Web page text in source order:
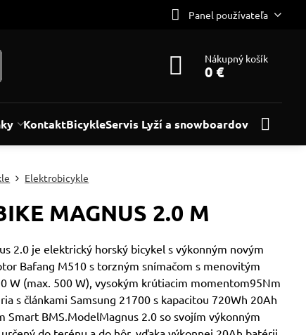
Panel používateľa
Nákupný košík
0 €
KontaktBicykleServis Lyží a snowboardov
Elektrobicykle
MAGNUS 2.0 M
2.0 je elektrický horský bicykel s výkonným novým
Bafang M510 s torzným snímačom s menovitým
W (max. 500 W), vysokým krútiacim momentom95Nm
s článkami Samsung 21700 s kapacitou 720Wh 20Ah
Smart BMS.ModelMagnus 2.0 so svojím výkonným